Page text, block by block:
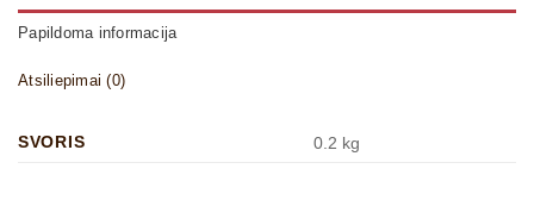
Papildoma informacija
Atsiliepimai (0)
SVORIS 0.2 kg